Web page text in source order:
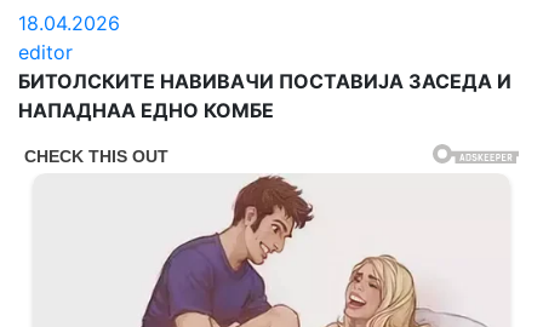
18.04.2026
editor
БИТОЛСКИТЕ НАВИВАЧИ ПОСТАВИЈА ЗАСЕДА И
НАПАДНАА ЕДНО КОМБЕ